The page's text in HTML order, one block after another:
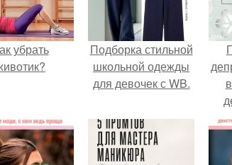
убрать
Подборка стильной
школьной одежды
для девочек с WB.